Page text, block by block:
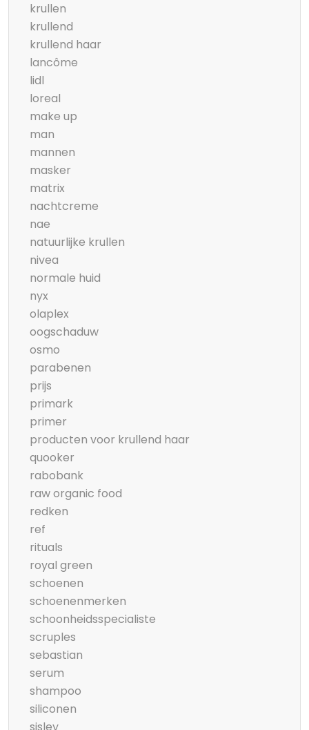
krullen
krullend
krullend haar
lancôme
lidl
loreal
make up
man
mannen
masker
matrix
nachtcreme
nae
natuurlijke krullen
nivea
normale huid
nyx
olaplex
oogschaduw
osmo
parabenen
prijs
primark
primer
producten voor krullend haar
quooker
rabobank
raw organic food
redken
ref
rituals
royal green
schoenen
schoenenmerken
schoonheidsspecialiste
scruples
sebastian
serum
shampoo
siliconen